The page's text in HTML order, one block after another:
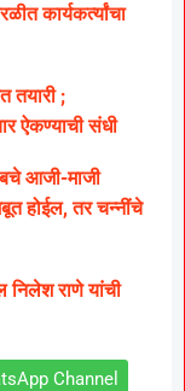
कार्यकर्त्यांचा
तयारी ;
ऐकण्याची संधी
आजी-माजी
होईल, तर चन्नींचे
निलेश राणे यांची
Channel